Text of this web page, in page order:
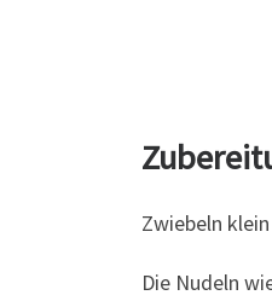
Zwiebeln
Die Nudeln